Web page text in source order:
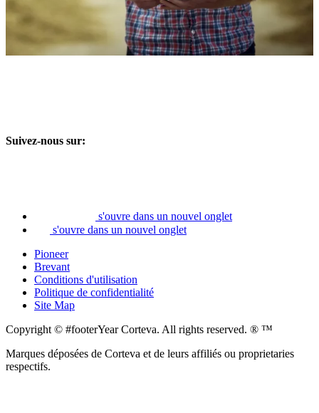
Suivez-nous sur:
s'ouvre dans un nouvel onglet
s'ouvre dans un nouvel onglet
Pioneer
Brevant
Conditions d'utilisation
Politique de confidentialité
Site Map
Copyright © #footerYear Corteva. All rights reserved. ® ™
Marques déposées de Corteva et de leurs affiliés ou proprietaries
respectifs.